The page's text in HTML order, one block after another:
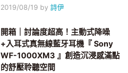
2019/08/19 by詩伊
開箱｜討論度超高！主動式降噪
+入耳式真無線藍牙耳機『 Sony
WF-1000XM3 』創造沉浸感滿點
的舒壓聆聽空間